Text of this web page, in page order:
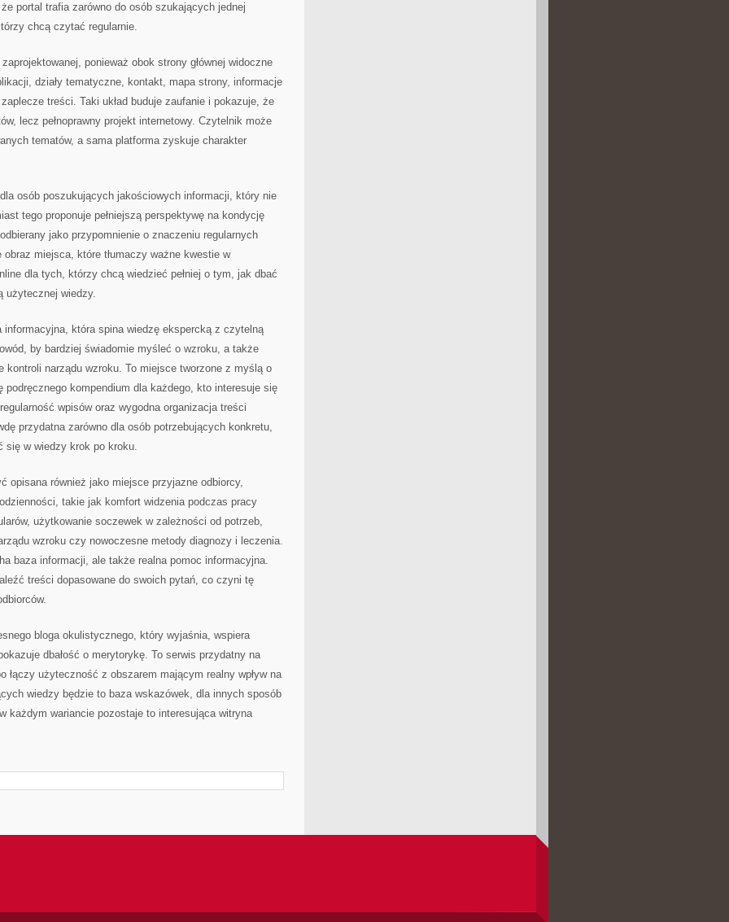
portal trafia zarówno do osób szukających jednej
chcą czytać regularnie.
ponieważ obok strony głównej widoczne
działy tematyczne, kontakt, mapa strony, informacje
treści. Taki układ buduje zaufanie i pokazuje, że
lecz pełnoprawny projekt internetowy. Czytelnik może
tematów, a sama platforma zyskuje charakter
osób poszukujących jakościowych informacji, który nie
tego proponuje pełniejszą perspektywę na kondycję
jako przypomnienie o znaczeniu regularnych
obraz miejsca, które tłumaczy ważne kwestie w
dla tych, którzy chcą wiedzieć pełniej o tym, jak dbać
użytecznej wiedzy.
która spina wiedzę ekspercką z czytelną
by bardziej świadomie myśleć o wzroku, a także
kontroli narządu wzroku. To miejsce tworzone z myślą o
podręcznego kompendium dla każdego, kto interesuje się
wpisów oraz wygodna organizacja treści
przydatna zarówno dla osób potrzebujących konkretu,
się w wiedzy krok po kroku.
opisana również jako miejsce przyjazne odbiorcy,
takie jak komfort widzenia podczas pracy
użytkowanie soczewek w zależności od potrzeb,
wzroku czy nowoczesne metody diagnozy i leczenia.
baza informacji, ale także realna pomoc informacyjna.
treści dopasowane do swoich pytań, co czyni tę
bloga okulistycznego, który wyjaśnia, wspiera
dbałość o merytorykę. To serwis przydatny na
łączy użyteczność z obszarem mającym realny wpływ na
wiedzy będzie to baza wskazówek, dla innych sposób
każdym wariancie pozostaje to interesująca witryna